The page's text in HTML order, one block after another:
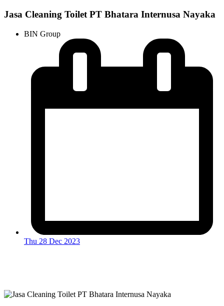
Jasa Cleaning Toilet PT Bhatara Internusa Nayaka
BIN Group
Thu 28 Dec 2023